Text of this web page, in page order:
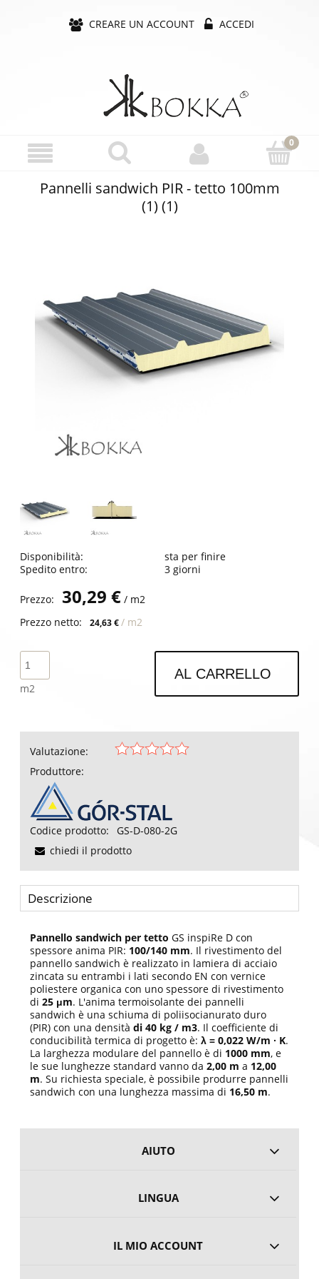
CREARE UN ACCOUNT ACCEDI
Pannelli sandwich PIR - tetto 100mm
(1) (1)
Disponibilità:
sta per finire
Spedito entro:
3 giorni
Prezzo: 30,29 € / m2
Prezzo netto:
24,63 €/ m2
m2
AL CARRELLO
Valutazione:
Produttore:
Codice prodotto:
GS-D-080-2G
chiedi il prodotto
Descrizione
Pannello sandwich per tetto GS inspiRe D con
spessore anima PIR: 100/140 mm. Il rivestimento del
pannello sandwich è realizzato in lamiera di acciaio
zincata su entrambi i lati secondo EN con vernice
poliestere organica con uno spessore di rivestimento
di 25 μm. L'anima termoisolante dei pannelli
sandwich è una schiuma di poliisocianurato duro
(PIR) con una densità di 40 kg / m3. Il coefficiente di
conducibilità termica di progetto è: λ = 0,022 W/m ∙ K.
La larghezza modulare del pannello è di 1000 mm, e
le sue lunghezze standard vanno da 2,00 m a 12,00
m. Su richiesta speciale, è possibile produrre pannelli
sandwich con una lunghezza massima di 16,50 m.
AIUTO
LINGUA
IL MIO ACCOUNT